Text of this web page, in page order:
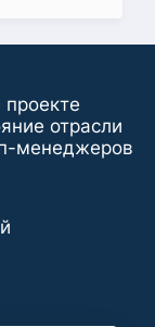
проекте
отрасли
менеджеров